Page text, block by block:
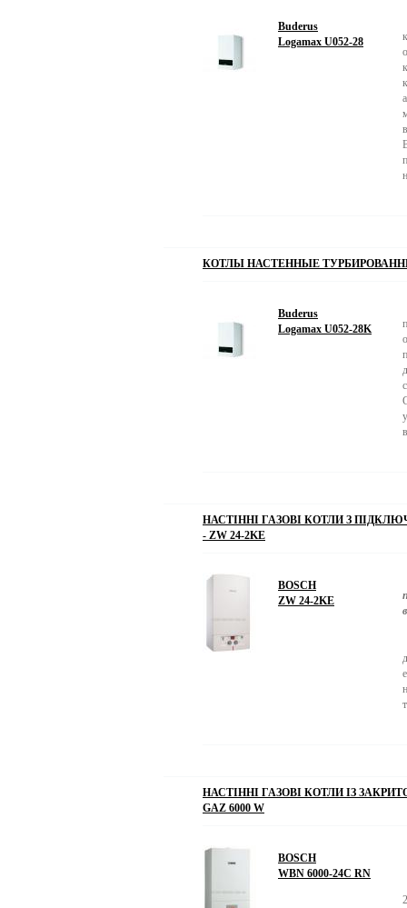
Buderus
Logamax U052-28
КОТЛЫ НАСТЕННЫЕ ТУРБИРОВАННЫЕ
Buderus
Logamax U052-28K
НАСТІННІ ГАЗОВІ КОТЛИ З
- ZW 24-2KE
BOSCH
ZW 24-2KE
НАСТІННІ ГАЗОВІ КОТЛИ ІЗ
GAZ 6000 W
BOSCH
WBN 6000-24C RN